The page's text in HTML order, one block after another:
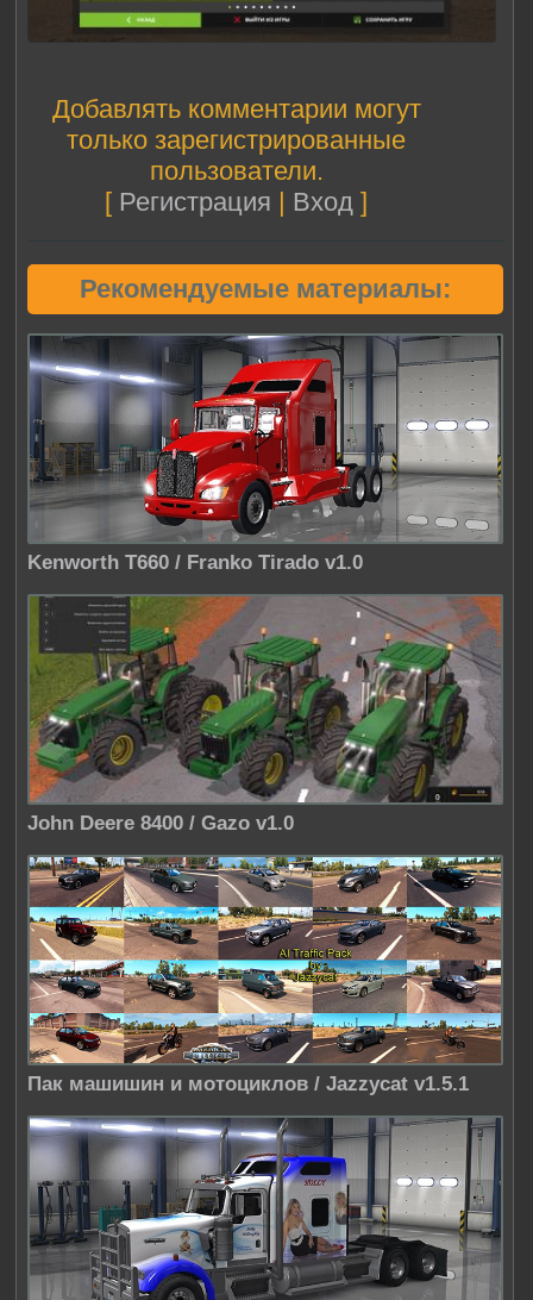
Добавлять комментарии могут
только зарегистрированные
пользователи.
[ Регистрация | Вход ]
Рекомендуемые материалы:
Kenworth T660 / Franko Tirado v1.0
John Deere 8400 / Gazo v1.0
Пак машишин и мотоциклов / Jazzycat v1.5.1